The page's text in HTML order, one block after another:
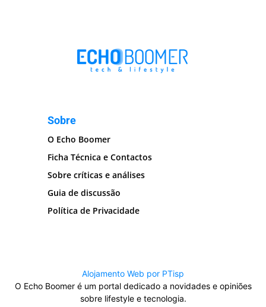
Sobre
O Echo Boomer
Ficha Técnica e Contactos
Sobre críticas e análises
Guia de discussão
Política de Privacidade
Alojamento Web por PTisp
O Echo Boomer é um portal dedicado a novidades e opiniões
sobre lifestyle e tecnologia.